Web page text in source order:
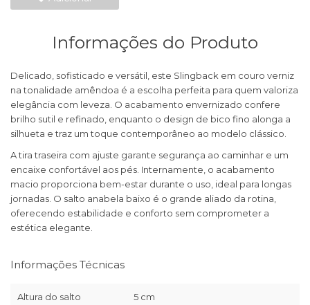
Informações do Produto
Delicado, sofisticado e versátil, este Slingback em couro verniz
na tonalidade amêndoa é a escolha perfeita para quem valoriza
elegância com leveza. O acabamento envernizado confere
brilho sutil e refinado, enquanto o design de bico fino alonga a
silhueta e traz um toque contemporâneo ao modelo clássico.
A tira traseira com ajuste garante segurança ao caminhar e um
encaixe confortável aos pés. Internamente, o acabamento
macio proporciona bem-estar durante o uso, ideal para longas
jornadas. O salto anabela baixo é o grande aliado da rotina,
oferecendo estabilidade e conforto sem comprometer a
estética elegante.
Informações Técnicas
Altura do salto 5 cm